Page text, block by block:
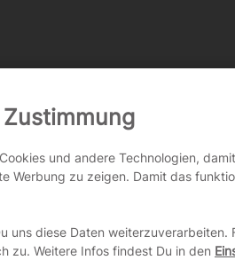
und andere Technologien,
Werbung zu zeigen. Damit das
uns diese Daten weiterzuverarbeiten.
zu. Weitere Infos findest Du in den